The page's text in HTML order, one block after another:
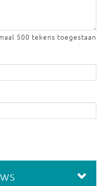
500 tekens toegestaan